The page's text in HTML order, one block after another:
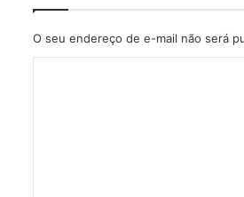
O seu endereço de e-mail não será